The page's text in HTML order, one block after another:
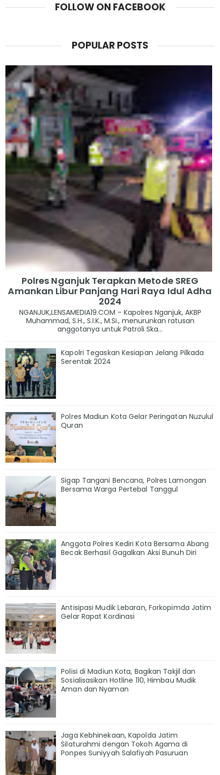
FOLLOW ON FACEBOOK
POPULAR POSTS
Polres Nganjuk Terapkan Metode SREG
Amankan Libur Panjang Hari Raya Idul Adha
2024
NGANJUK,LENSAMEDIA19.COM – Kapolres Nganjuk, AKBP
Muhammad, S.H., S.I.K., M.Si., menurunkan ratusan
anggotanya untuk Patroli Ska...
Kapolri Tegaskan Kesiapan Jelang Pilkada
Serentak 2024
Polres Madiun Kota Gelar Peringatan Nuzulul
Quran
Sigap Tangani Bencana, Polres Lamongan
Bersama Warga Pertebal Tanggul
Anggota Polres Kediri Kota Bersama Abang
Becak Berhasil Gagalkan Aksi Bunuh Diri
Antisipasi Mudik Lebaran, Forkopimda Jatim
Gelar Rapat Kordinasi
Polisi di Madiun Kota, Bagikan Takjil dan
Sosialisasikan Hotline 110, Himbau Mudik
Aman dan Nyaman
Jaga Kebhinekaan, Kapolda Jatim
Silaturahmi dengan Tokoh Agama di
Ponpes Suniyyah Salafiyah Pasuruan